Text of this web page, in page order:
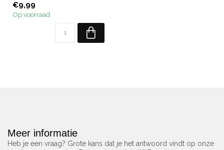
€9,99
Op voorraad
Meer informatie
Heb je een vraag? Grote kans dat je het antwoord vindt op onze